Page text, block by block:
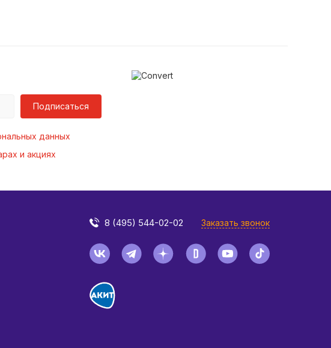
Подписаться
данных
и акциях
8 (495) 544-02-02 Заказать звонок